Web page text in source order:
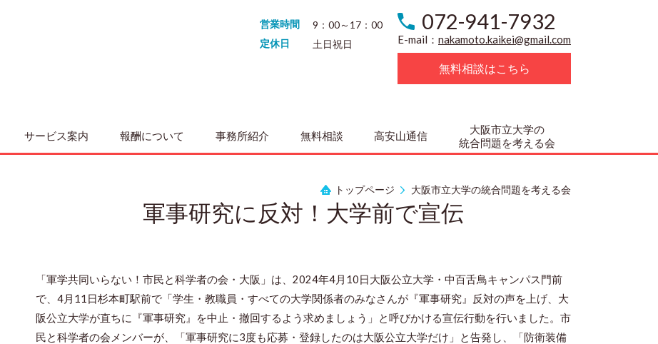
営業時間
9：00～17：00
定休日
土日祝日
072-941-7932
E-mail： nakamoto.kaikei@gmail.com
無料相談はこちら
サービス案内 報酬について 事務所紹介 無料相談 高安山通信
大阪市立大学の
統合問題を考える会
トップページ 大阪市立大学の統合問題を考える会
軍事研究に反対！大学前で宣伝
「軍学共同いらない！市民と科学者の会・大阪」は、2024年4月 10日大阪公立大学・中百舌鳥キャンパス門前
で、4月11日杉本町駅前で「学生・教職員・すべての大学関係者のみなさんが『軍事研究』反対の声を上げ、大
阪公立大学が直ちに『軍事研究』を中止・撤回するよう求めましょう」と呼びかける宣伝行動を行いました。市
民と科学者の会メンバーが、「軍事研究に3度も応募・登録したのは大阪公立大学だけ」と告発し、「防衛装備